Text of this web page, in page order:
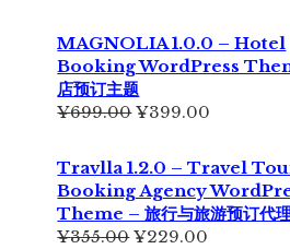
为：
¥699.00。
价
格
为：
MAGNOLIA 1.0.0 – Hotel
Booking WordPress
店预订主题
¥699.00原
为：
¥699.00。
¥399.00
格
为：
¥399.00
Travlla 1.2.0 – Travel
Booking Agency
Theme – 旅行与旅游预订代
¥355.00原
¥229.00